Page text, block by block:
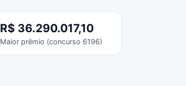
R$ 36.290.017,10
Maior prêmio (concurso 6196)